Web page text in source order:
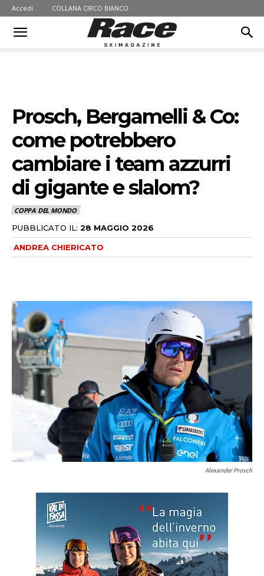
Accedi COLLANA CIRCO BIANCO
Prosch, Bergamelli & Co:
come potrebbero
cambiare i team azzurri
di gigante e slalom?
COPPA DEL MONDO
PUBBLICATO IL: 28 MAGGIO 2026
ANDREA CHIERICATO
Alexander Prosch